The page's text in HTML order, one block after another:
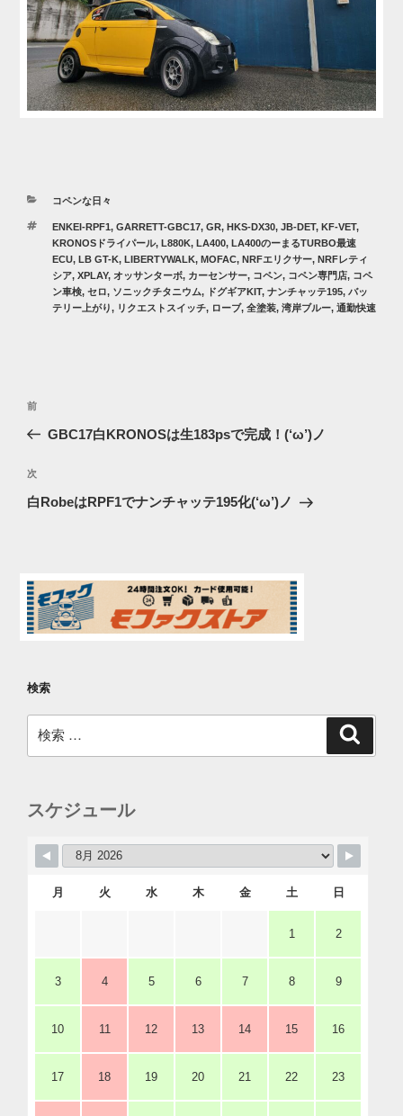
カ
ゴ
リ
ー
コペンな日々
タ
グ
ENKEI-RPF1, GARRETT-GBC17, GR, HKS-DX30, JB-DET, KF-VET,
KRONOSドライパール, L880K, LA400, LA400のーまるTURBO最速
ECU, LB GT-K, LIBERTYWALK, MOFAC, NRFエリクサー, NRFレティ
シア, XPLAY, オッサンターボ, カーセンサー, コペン, コペン専門店, コペ
ン車検, セロ, ソニックチタニウム, ドグギアKIT, ナンチャッテ195, バッ
テリー上がり, リクエストスイッチ, ローブ, 全塗装, 湾岸ブルー, 通勤快速
投
ビ
ゲ
ン
過
去
投
稿
前
GBC17白KRONOSは生183psで完成！(‘ω’)ノ
次
の
次
白RobeはRPF1でナンチャッテ195化(‘ω’)ノ
検索
索:
スケジュール
月 火 水 木 金 土 日
1 2
3 4 5 6 7 8 9
10 11 12 13 14 15 16
17 18 19 20 21 22 23